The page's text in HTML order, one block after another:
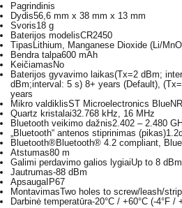
Pagrindinis
Dydis56,6 mm x 38 mm x 13 mm
Svoris18 g
Baterijos modelisCR2450
Tipas Lithium, Manganese Dioxide (Li/
Bendra talpa600 mAh
Keičiamas No
Baterijos gyvavimo laikas(Tx=2 dBm;
dBm;interval: 5 s) 8+ years (Default),
years
Mikro valdiklisST Microelectronics
Quartz kristalai32.768 kHz, 16 MHz
Bluetooth veikimo dažnis2.402 – 2.480
„Bluetooth“ antenos stiprinimas (pikas)
Bluetooth®Bluetooth® 4.2 compliant,
Atstumas80 m
Galimi perdavimo galios lygiaiUp to 8 dBm
Jautrumas-88 dBm
ApsaugaIP67
MontavimasTwo holes to screw/leash/
Darbinė temperatūra-20°C / +60°C (-4°F /